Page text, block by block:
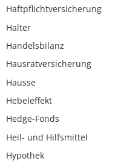
Haftpflichtversicherung
Halter
Handelsbilanz
Hausratversicherung
Hausse
Hebeleffekt
Hedge-Fonds
Heil- und Hilfsmittel
Hypothek